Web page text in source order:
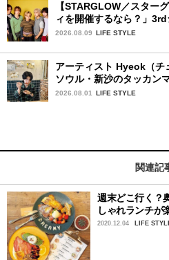
【STARGLOW／スター
ィを開催するなら？」
リース記念インタビュー！
2026.08.09 LIFE STYLE
アーティスト Hyeok（チ
ソウル・新沙のタッカン
2026.08.01 LIFE STYLE
関連記
週末どこ行く？
しゃれランチが
2020.12.04 LIFE